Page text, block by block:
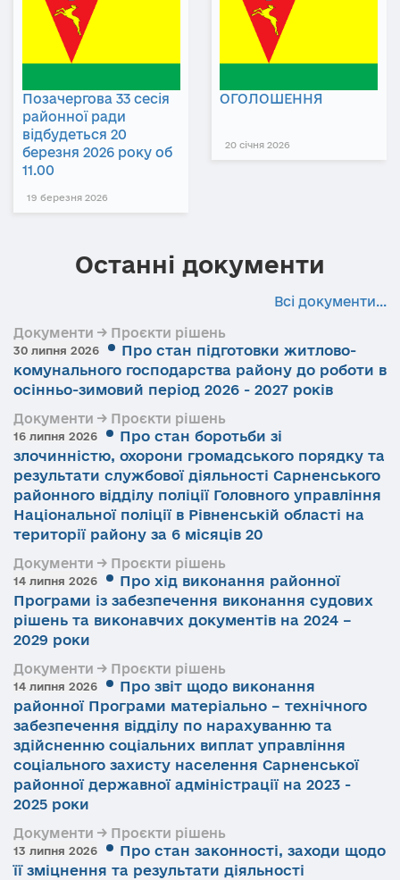
Позачергова 33 сесія
районної ради
відбудеться 20
березня 2026 року об
11.00
19 березня 2026
ОГОЛОШЕННЯ
20 січня 2026
Останні документи
Всі документи...
Документи → Проєкти рішень
30 липня 2026
Про стан підготовки житлово-
комунального господарства району до роботи в
осінньо-зимовий період 2026 - 2027 років
Документи → Проєкти рішень
16 липня 2026
Про стан боротьби зі
злочинністю, охорони громадського порядку та
результати службової діяльності Сарненського
районного відділу поліції Головного управління
Національної поліції в Рівненській області на
території району за 6 місяців 20
Документи → Проєкти рішень
14 липня 2026
Про хід виконання районної
Програми із забезпечення виконання судових
рішень та виконавчих документів на 2024 –
2029 роки
Документи → Проєкти рішень
14 липня 2026
Про звіт щодо виконання
районної Програми матеріально – технічного
забезпечення відділу по нарахуванню та
здійсненню соціальних виплат управління
соціального захисту населення Сарненської
районної державної адміністрації на 2023 -
2025 роки
Документи → Проєкти рішень
13 липня 2026
Про стан законності, заходи щодо
її зміцнення та результати діяльності